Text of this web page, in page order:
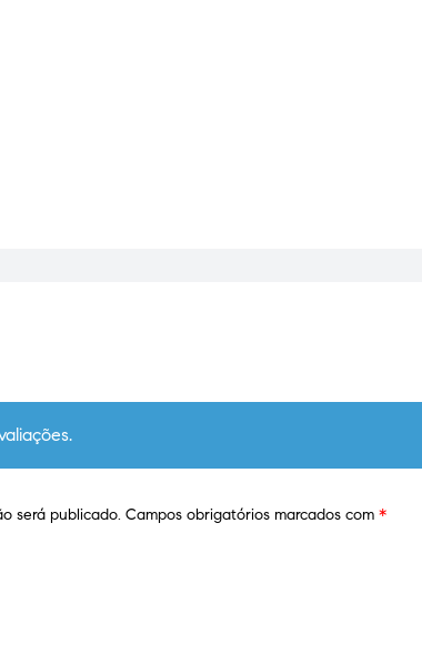
será publicado. Campos obrigatórios marcados com *